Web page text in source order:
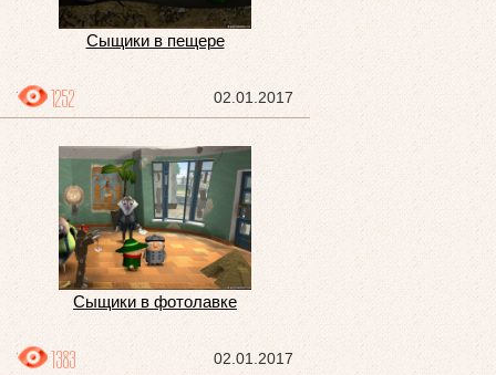
Сыщики в пещере
02.01.2017
1252
Сыщики в фотолавке
02.01.2017
1383